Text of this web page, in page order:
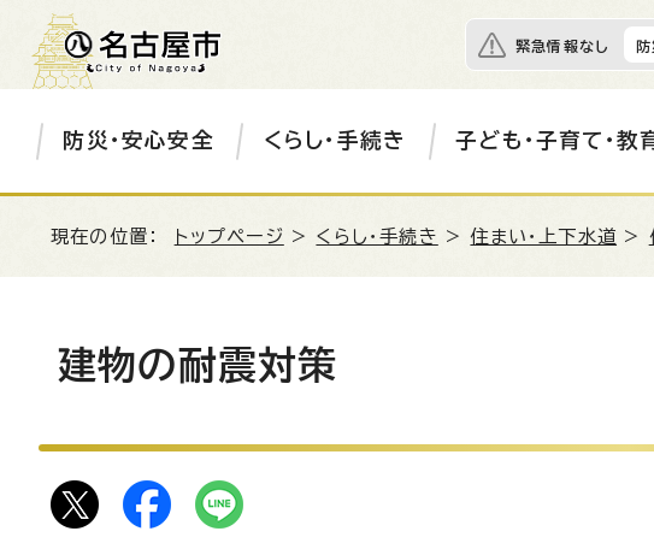
緊急情報なし
防災・安心安全 くらし・手続き 子ども・子育て・教
現在の位置： トップページ > くらし・手続き >住まい・上下水道 >
建物の耐震対策